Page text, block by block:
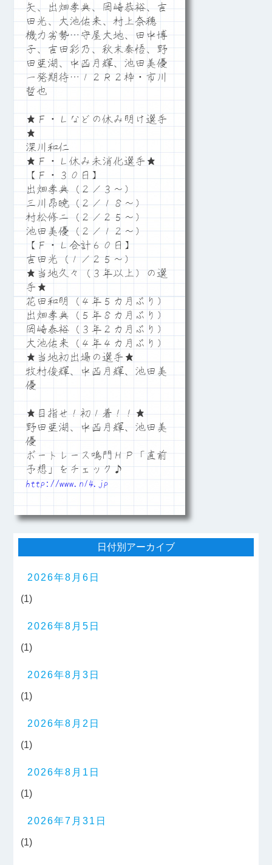
矢、出畑孝典、岡崎恭裕、吉
田光、大池佑来、村上奈穂
機力劣勢…守屋大地、田中博
子、吉田彩乃、秋末秦悟、野
田亜湖、中西月輝、池田美優
一発期待…１２Ｒ２枠・市川
哲也
★Ｆ・Ｌなどの休み明け選手
★
深川和仁
★Ｆ・Ｌ休み未消化選手★
【Ｆ・３０日】
出畑孝典（２／３～）
三川昂暁（２／１８～）
村松修二（２／２５～）
池田美優（２／１２～）
【Ｆ・Ｌ合計６０日】
吉田光（１／２５～）
★当地久々（３年以上）の選
手★
花田和明（４年５カ月ぶり）
出畑孝典（５年８カ月ぶり）
岡崎泰裕（３年２カ月ぶり）
大池佑来（４年４カ月ぶり）
★当地初出場の選手★
牧村俊輝、中西月輝、池田美
優
★目指せ！初１着！！★
野田亜湖、中西月輝、池田美
優
ボートレース鳴門ＨＰ「直前
予想」をチェック♪
http://www.n14.jp
日付別アーカイブ
2026年8月6日
(1)
2026年8月5日
(1)
2026年8月3日
(1)
2026年8月2日
(1)
2026年8月1日
(1)
2026年7月31日
(1)